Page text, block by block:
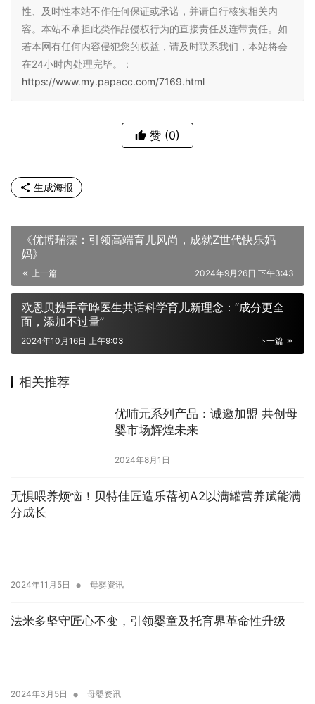
性、及时性本站不作任何保证或承诺，并请自行核实相关内
容。本站不承担此类作品侵权行为的直接责任及连带责任。如
若本网有任何内容侵犯您的权益，请及时联系我们，本站将会
在24小时内处理完毕。：
https://www.my.papacc.com/7169.html
赞 (0)
生成海报
《优博瑞霂：引领高端育儿风尚，成就Z世代快乐妈
妈》
上一篇 2024年9月26日 下午3:43
欧恩贝携手章晔医生共话科学育儿新理念：“成分更全
面，添加不过量”
下一篇
2024年10月16日 上午9:03
相关推荐
优哺元系列产品：诚邀加盟 共创母
婴市场辉煌未来
2024年8月1日
无惧喂养烦恼！贝特佳匠造乐蓓初A2以满罐营养赋能满
分成长
2024年11月5日 • 母婴资讯
法米多坚守匠心不变，引领婴童及托育界革命性升级
2024年3月5日 • 母婴资讯